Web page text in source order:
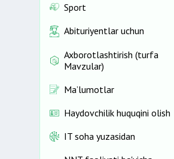
Sport
Abituriyentlar uchun
Axborotlashtirish (turfa
Mavzular)
Ma’lumotlar
Haydovchilik huquqini olish
IT soha yuzasidan